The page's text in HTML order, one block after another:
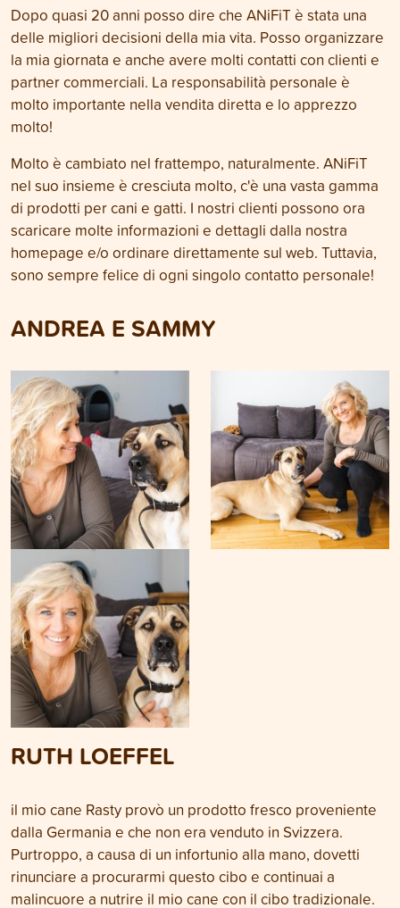
Dopo quasi 20 anni posso dire che ANiFiT è stata una
delle migliori decisioni della mia vita. Posso organizzare
la mia giornata e anche avere molti contatti con clienti e
partner commerciali. La responsabilità personale è
molto importante nella vendita diretta e lo apprezzo
molto!
Molto è cambiato nel frattempo, naturalmente. ANiFiT
nel suo insieme è cresciuta molto, c'è una vasta gamma
di prodotti per cani e gatti. I nostri clienti possono ora
scaricare molte informazioni e dettagli dalla nostra
homepage e/o ordinare direttamente sul web. Tuttavia,
sono sempre felice di ogni singolo contatto personale!
ANDREA E SAMMY
RUTH LOEFFEL
il mio cane Rasty provò un prodotto fresco proveniente
dalla Germania e che non era venduto in Svizzera.
Purtroppo, a causa di un infortunio alla mano, dovetti
rinunciare a procurarmi questo cibo e continuai a
malincuore a nutrire il mio cane con il cibo tradizionale.